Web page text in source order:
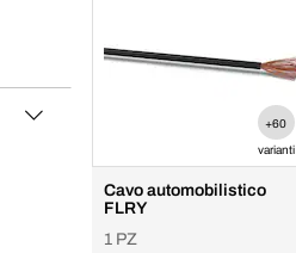
+60
varianti
Cavo automobilistico
FLRY
1 PZ